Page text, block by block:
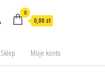
0
0,00 zł
Sklep Moje konto